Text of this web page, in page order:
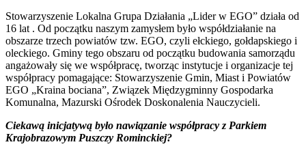
Stowarzyszenie Lokalna Grupa Działania „Lider w EGO” działa od
16 lat . Od początku naszym zamysłem było współdziałanie na
obszarze trzech powiatów tzw. EGO, czyli ełckiego, gołdapskiego i
oleckiego. Gminy tego obszaru od początku budowania samorządu
angażowały się we współpracę, tworząc instytucje i organizacje tej
współpracy pomagające: Stowarzyszenie Gmin, Miast i Powiatów
EGO „Kraina bociana”, Związek Międzygminny Gospodarka
Komunalna, Mazurski Ośrodek Doskonalenia Nauczycieli.
Ciekawą inicjatywą było nawiązanie współpracy z Parkiem
Krajobrazowym Puszczy Rominckiej?